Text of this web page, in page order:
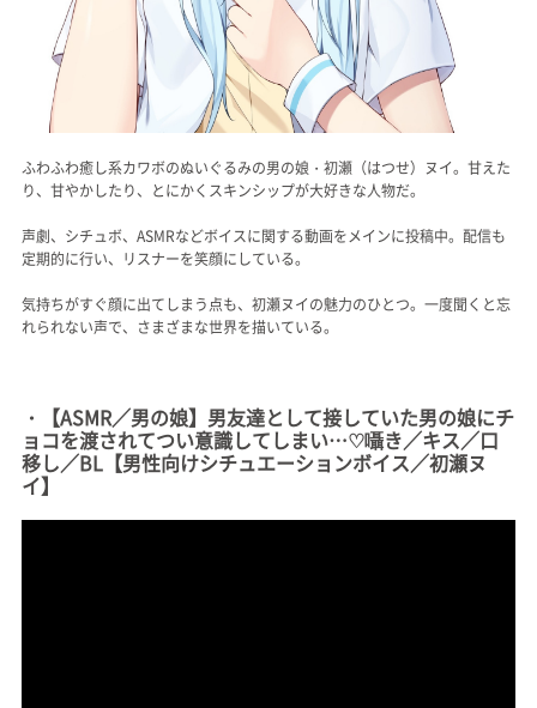
ふわふわ癒し系カワボのぬいぐるみの男の娘・初瀬（はつせ）ヌイ。甘えた
り、甘やかしたり、とにかくスキンシップが大好きな人物だ。
声劇、シチュボ、ASMRなどボイスに関する動画をメインに投稿中。配信も
定期的に行い、リスナーを笑顔にしている。
気持ちがすぐ顔に出てしまう点も、初瀬ヌイの魅力のひとつ。一度聞くと忘
れられない声で、さまざまな世界を描いている。
・【ASMR／男の娘】男友達として接していた男の娘にチ
ョコを渡されてつい意識してしまい…♡囁き／キス／口
移し／BL【男性向けシチュエーションボイス／初瀬ヌ
イ】